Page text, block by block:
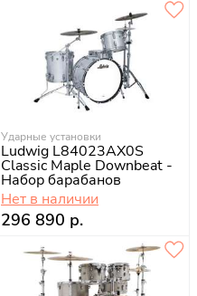
Ударные установки
Ludwig L84023AX0S
Classic Maple Downbeat -
Набор барабанов
Нет в наличии
296 890 р.